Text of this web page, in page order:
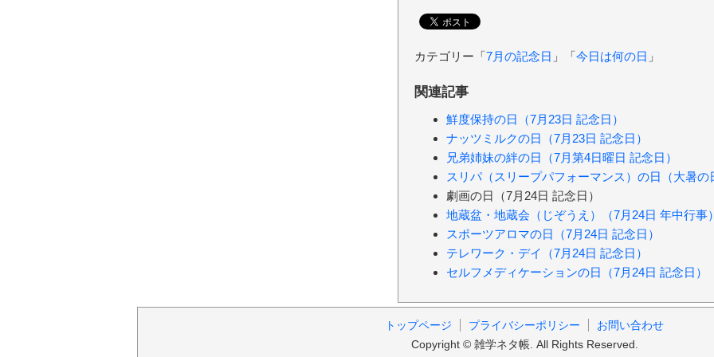
カテゴリー「7月の記念日 」「今日は何の日 」
関連記事
鮮度保持の日（7月23日 記念日）
ナッツミルクの日（7月23日 記念日）
兄弟姉妹の絆の日（7月第4日曜日 記念日）
スリパ（スリープパフォーマンス）の日（大暑の
劇画の日（7月24日 記念日）
地蔵盆・地蔵会（じぞうえ）（7月24日 年中行事）
スポーツアロマの日（7月24日 記念日）
テレワーク・デイ（7月24日 記念日）
セルフメディケーションの日（7月24日 記念日）
トップページ プライバシーポリシー
お問い合わせ
Copyright © 雑学ネタ帳. All Rights Reserved.